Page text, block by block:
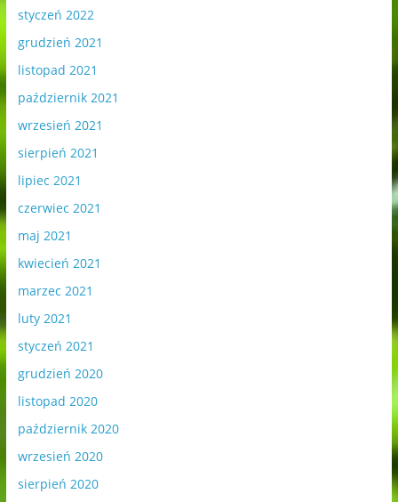
styczeń 2022
grudzień 2021
listopad 2021
październik 2021
wrzesień 2021
sierpień 2021
lipiec 2021
czerwiec 2021
maj 2021
kwiecień 2021
marzec 2021
luty 2021
styczeń 2021
grudzień 2020
listopad 2020
październik 2020
wrzesień 2020
sierpień 2020